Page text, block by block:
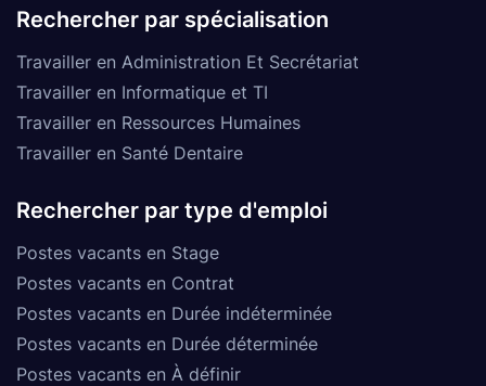
Rechercher par spécialisation
Travailler en Administration Et Secrétariat
Travailler en Informatique et TI
Travailler en Ressources Humaines
Travailler en Santé Dentaire
Rechercher par type d'emploi
Postes vacants en Stage
Postes vacants en Contrat
Postes vacants en Durée indéterminée
Postes vacants en Durée déterminée
Postes vacants en À définir